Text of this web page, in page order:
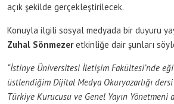
açık şekilde gerçekleştirilecek.
Konuyla ilgili sosyal medyada bir duyuru
Zuhal Sönmezeretkinliğe dair şunları
“İstinye Üniversitesi İletişim Fakültesi’nde
üstlendiğim Dijital Medya Okuryazarlığı
Türkiye Kurucusu ve Genel Yayın Yönetmeni